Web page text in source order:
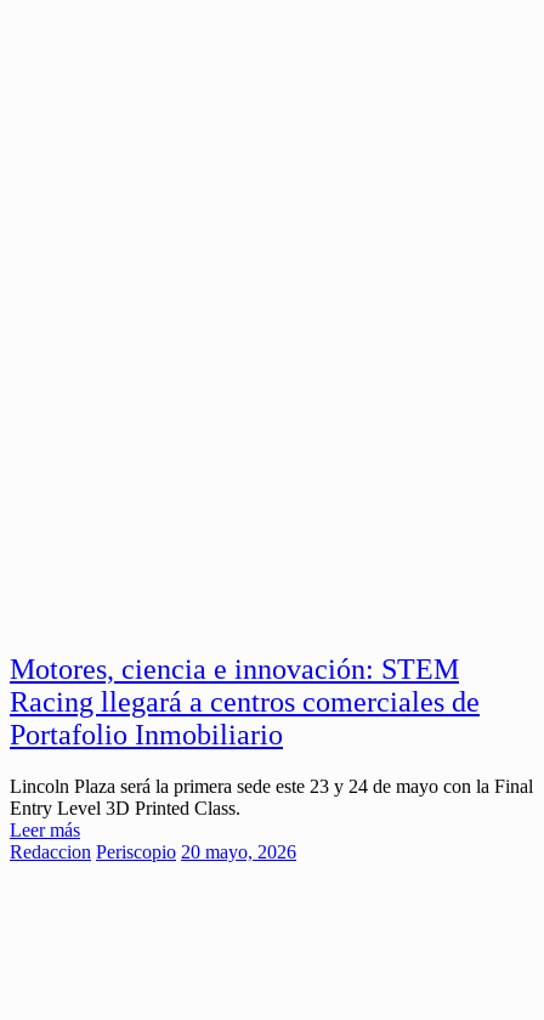
Motores, ciencia e innovación: STEM
Racing llegará a centros comerciales de
Portafolio Inmobiliario
Lincoln Plaza será la primera sede este 23 y 24 de mayo con la Final
Entry Level 3D Printed Class.
Leer más
Redaccion Periscopio 20 mayo, 2026